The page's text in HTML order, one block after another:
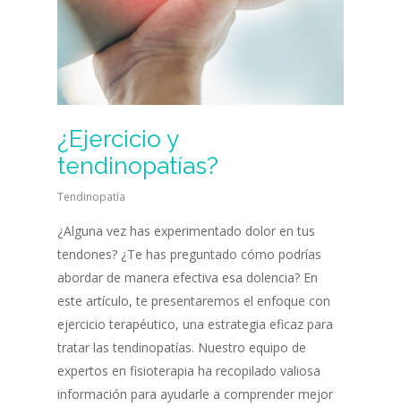
¿Ejercicio y
tendinopatías?
Tendinopatía
¿Alguna vez has experimentado dolor en tus
tendones? ¿Te has preguntado cómo podrías
abordar de manera efectiva esa dolencia? En
este artículo, te presentaremos el enfoque con
ejercicio terapéutico, una estrategia eficaz para
tratar las tendinopatías. Nuestro equipo de
expertos en fisioterapia ha recopilado valiosa
información para ayudarle a comprender mejor